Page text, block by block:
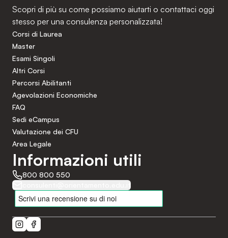
Scopri di più su come possiamo aiutarti o contattaci oggi
stesso per una consulenza personalizzata!
Corsi di Laurea
Master
Esami Singoli
Altri Corsi
Percorsi Abilitanti
Agevolazioni Economiche
FAQ
Sedi eCampus
Valutazione dei CFU
Area Legale
Informazioni utili
800 800 550
consulenti@orientamento.edu.it